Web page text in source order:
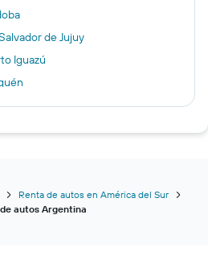
de Jujuy
Iguazú
de Tucumán
de San Juan
Renta de autos en América del Sur
autos Argentina